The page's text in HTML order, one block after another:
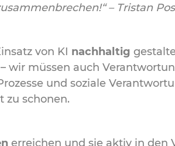
– Tristan
von KI nachhaltig
wir müssen auch
und soziale
zu schonen.
erreichen und sie aktiv in den